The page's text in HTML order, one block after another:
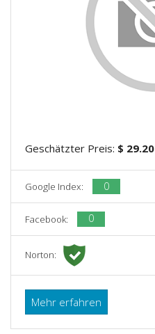
Geschätzter Preis: $ 29.20
Google Index: 0
Facebook: 0
Norton:
Mehr erfahren